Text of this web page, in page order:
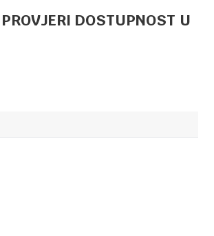
PROVJERI DOSTUPNOST U
OSTALO 35,70